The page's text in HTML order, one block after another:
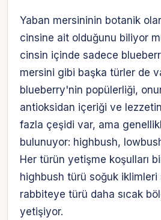
Yaban mersininin botanik
cinsine ait olduğunu biliyor
cinsin içinde sadece
mersini gibi başka türler de
blueberry'nin popülerliği,
antioksidan içeriği ve
fazla çeşidi var, ama
bulunuyor: highbush,
Her türün yetişme koşulları
highbush türü soğuk iklimleri
rabbiteye türü daha sıcak
yetişiyor.